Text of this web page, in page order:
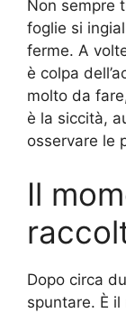
Non sempre
foglie si
ferme. A
è colpa
molto da
è la siccità,
osservare le
Il
Dopo circa
spuntare. È